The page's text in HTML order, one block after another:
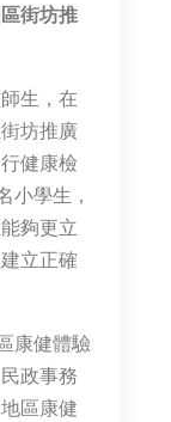
街坊推
生，在
坊推廣
健康檢
小學生，
夠更立
立正確
康健體驗
政事務
區康健